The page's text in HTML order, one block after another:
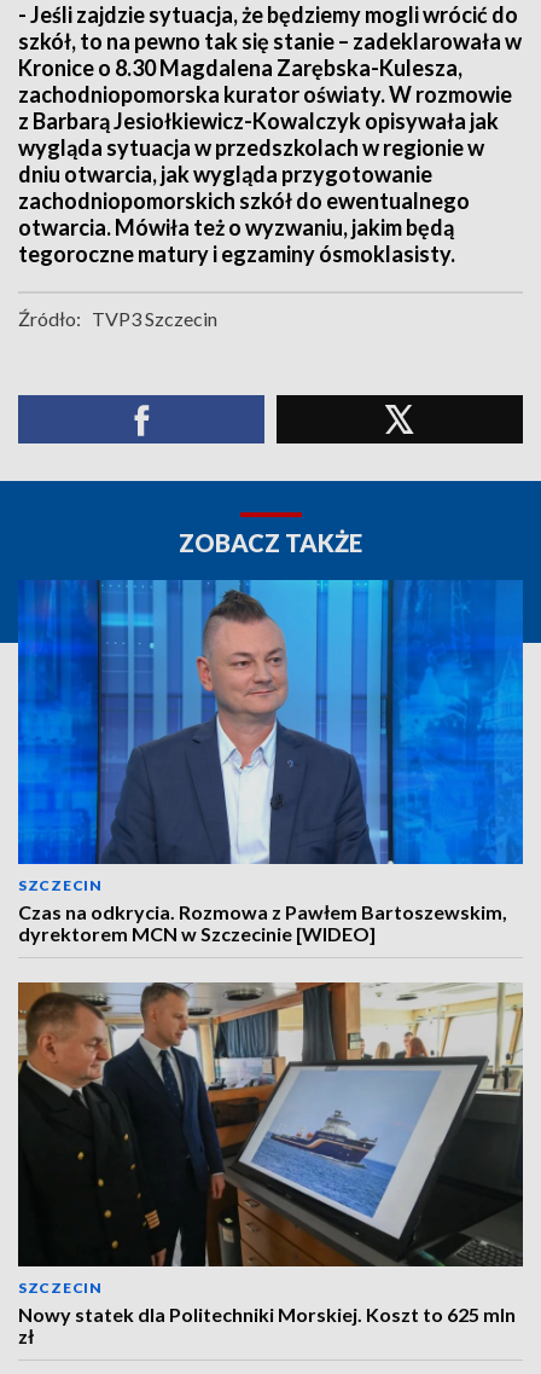
- Jeśli zajdzie sytuacja, że będziemy mogli wrócić do
szkół, to na pewno tak się stanie – zadeklarowała w
Kronice o 8.30 Magdalena Zarębska-Kulesza,
zachodniopomorska kurator oświaty. W rozmowie
z Barbarą Jesiołkiewicz-Kowalczyk opisywała jak
wygląda sytuacja w przedszkolach w regionie w
dniu otwarcia, jak wygląda przygotowanie
zachodniopomorskich szkół do ewentualnego
otwarcia. Mówiła też o wyzwaniu, jakim będą
tegoroczne matury i egzaminy ósmoklasisty.
Źródło: TVP3 Szczecin
ZOBACZ TAKŻE
SZCZECIN
Czas na odkrycia. Rozmowa z Pawłem Bartoszewskim,
dyrektorem MCN w Szczecinie [WIDEO]
SZCZECIN
Nowy statek dla Politechniki Morskiej. Koszt to 625 mln
zł